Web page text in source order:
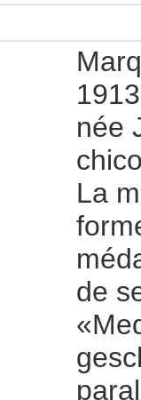
née
La
de